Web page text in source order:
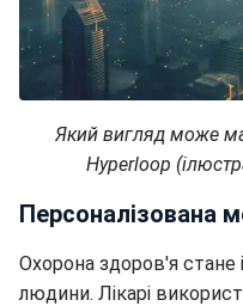
Який вигляд може
Hyperloop
Персоналізована
Охорона здоров'я стане
людини. Лікарі